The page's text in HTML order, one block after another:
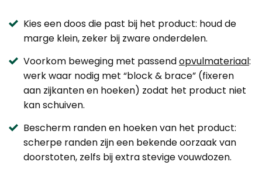
Kies een doos die past bij het product: houd de
marge klein, zeker bij zware onderdelen.
Voorkom beweging met passendopvulmateriaal:
werk waar nodig met “block & brace” (fixeren
aan zijkanten en hoeken) zodat het product niet
kan schuiven.
Bescherm randen en hoeken van het product:
scherpe randen zijn een bekende oorzaak van
doorstoten, zelfs bij extra stevige vouwdozen.